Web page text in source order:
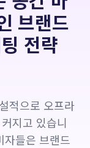
브랜드
전략
적으로 오프라
지고 있습니
자들은 브랜드